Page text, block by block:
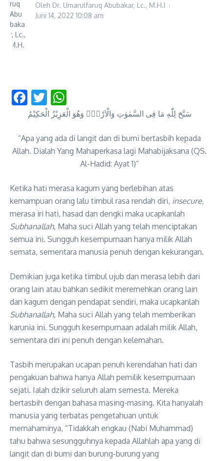
Oleh Dr. Umarulfaruq Abubakar, Lc., M.H.I
Juni 14, 2022 10:08 am
Facebook
Twitter
سَبَّحَ لِلّٰهِ مَا فِى السَّمٰوٰتِ وَالْاَرْضِۚ وَهُوَ الْعَزِيْزُ الْحَكِيْمُ
“Apa yang ada di langit dan di bumi bertasbih kepada
Allah. Dialah Yang Mahaperkasa lagi Mahabijaksana (QS.
Al-Hadid: Ayat 1)”
Ketika hati merasa kagum yang berlebihan atas
kemampuan orang lalu timbul rasa rendah diri, insecure,
merasa iri hati, hasad dan dengki maka ucapkanlah
Subhanallah, Maha suci Allah yang telah menciptakan
semua ini. Sungguh kesempurnaan hanya milik Allah
semata, sementara manusia penuh dengan kekurangan.
Demikian juga ketika timbul ujub dan merasa lebih dari
orang lain atau bahkan sedikit meremehkan orang lain
dan kagum dengan pendapat sendiri, maka ucapkanlah
Subhanallah, Maha suci Allah yang telah memberikan
karunia ini. Sungguh kesempurnaan adalah milik Allah,
sementara diri ini penuh dengan kelemahan.
Tasbih merupakan ucapan penuh kerendahan hati dan
pengakuan bahwa hanya Allah pemilik kesempurnaan
sejati. Ialah dzikir seluruh alam semesta. Mereka
bertasbih dengan bahasa masing-masing. Kita hanyalah
manusia yang terbatas pengetahuan untuk
memahaminya, “Tidakkah engkau (Nabi Muhammad)
tahu bahwa sesungguhnya kepada Allahlah apa yang di
langit dan di bumi dan burung-burung yang